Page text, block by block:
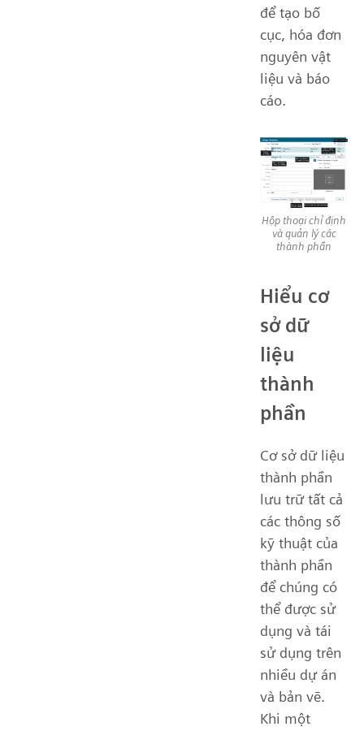
để tạo bố
cục, hóa đơn
nguyên vật
liệu và báo
cáo.
Hộp thoại chỉ định
và quản lý các
thành phần
Hiểu cơ
sở dữ
liệu
thành
phần
Cơ sở dữ liệu
thành phần
lưu trữ tất cả
các thông số
kỹ thuật của
thành phần
để chúng có
thể được sử
dụng và tái
sử dụng trên
nhiều dự án
và bản vẽ.
Khi một